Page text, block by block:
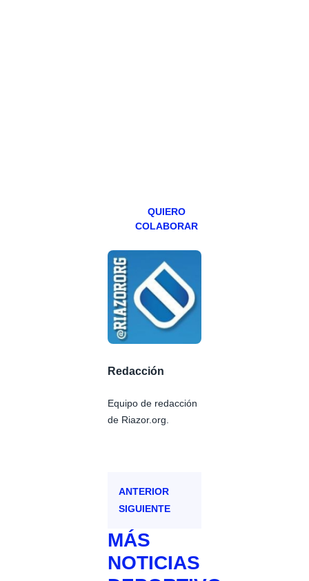
QUIERO
COLABORAR
Redacción
Equipo de redacción
de Riazor.org.
ANTERIOR
SIGUIENTE
MÁS
NOTICIAS